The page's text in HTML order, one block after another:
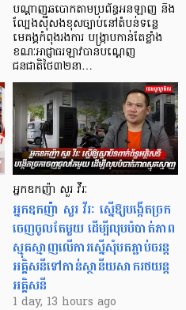
បណ្តាញឆបោកតាមប្រព័ន្ធអនឡាញ និង
ល្បែងស៊ីសងខុសច្បាប់នៅតំបន់ទន្លេ
មេគង្គកំពុងរងការ បង្ក្រាប​កាន់តែខ្លាំង
ខណៈអាជ្ញាធរឡាវបានបណ្តេញ
ជនជាតិថៃ៣២នា…
អ្នកឧកញ៉ា សួរ វីរៈ
អ្នកឧកញ៉ា សួរ វីរៈ ស្នើឱ្យបង្កើតច្រក
ចេញចូលតែមួយ ដើម្បីលុបបំបាត់ភាព
ស្មុគស្មាញលើការស្នើសុំបតភ្ជាប់ចរន្ត
អគ្គិសនីទៅកាន់ស្ថានីយសាករថយន្ត
អគ្គិសនី
1 day, 13 hours ago